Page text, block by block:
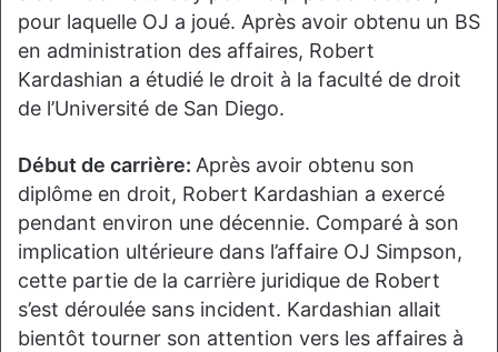
pour laquelle OJ a joué. Après avoir obtenu un BS
en administration des affaires, Robert
Kardashian a étudié le droit à la faculté de droit
de l’Université de San Diego.
Début de carrière: Après avoir obtenu son
diplôme en droit, Robert Kardashian a exercé
pendant environ une décennie. Comparé à son
implication ultérieure dans l’affaire OJ Simpson,
cette partie de la carrière juridique de Robert
s’est déroulée sans incident. Kardashian allait
bientôt tourner son attention vers les affaires à